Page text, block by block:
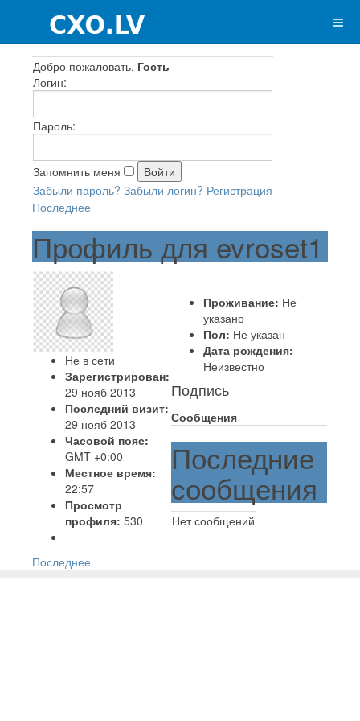
Добро пожаловать, Гость
Логин:
Пароль:
Запомнить меня
Забыли пароль? Забыли логин? Регистрация
Последнее
Профиль для evroset1
Не в сети
Зарегистрирован:
29 нояб 2013
Последний визит:
29 нояб 2013
Часовой пояс:
GMT +0:00
Местное время:
22:57
Просмотр
профиля: 530
Проживание: Не
указано
Пол: Не указан
Дата рождения:
Неизвестно
Подпись
Сообщения
Последние
сообщения
Нет сообщений
Последнее